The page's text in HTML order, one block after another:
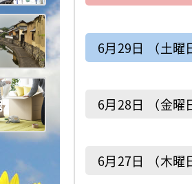
事業者の方へ
定住・移住
6月29日 （土曜
6月28日 （金曜
6月27日 （木曜